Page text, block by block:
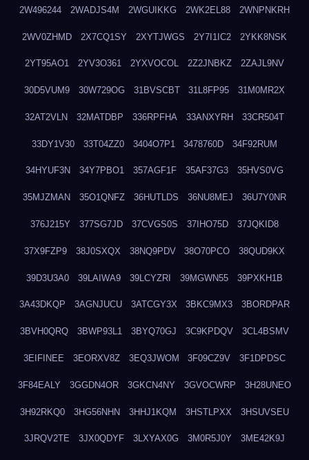
2W496244 2WADJS4M 2WGUIKKG 2WK2EL88 2WNPNKRH
2WV0ZHMD 2X7CQ1SY 2XYTJWGS 2Y7I1IC2 2YKK8NSK
2YT95AO1 2YV3O361 2YXVOCOL 2Z2JNBKZ 2ZAJL9NV
30D5VUM9 30W729OG 31BVSCBT 31L8FP95 31M0MR2X
32AT2VLN 32MATDBP 336RPFHA 33ANXYRH 33CR504T
33DY1V30 33T04ZZ0 3404O7P1 3478760D 34F92RUM
34HYUF3N 34Y7PBO1 357AGF1F 35AF37G3 35HVS0VG
35MJZMAN 35O1QNFZ 36HUTLDS 36NU8MEJ 36U7Y0NR
376J215Y 377SG7JD 37CVGS0S 37IHO75D 37JQKID8
37X9FZP9 38J0SXQX 38NQ9PDV 38O70PCO 38QUD9KX
39D3U3A0 39LAIWA9 39LCYZRI 39MGWN55 39PXKH1B
3A43DKQP 3AGNJUCU 3ATCGY3X 3BKC9MX3 3BORDPAR
3BVH0QRQ 3BWP93L1 3BYQ70GJ 3C9KPDQV 3CL4BSMV
3EIFINEE 3EORXV8Z 3EQ3JWOM 3F09CZ9V 3F1DPDSC
3F84EALY 3GGDN4OR 3GKCN4NY 3GVOCWRP 3H28UNEO
3H92RKQ0 3HG56NHN 3HHJ1KQM 3HSTLPXX 3HSUVSEU
3JRQV2TE 3JX0QDYF 3LXYAX0G 3M0R5J0Y 3ME42K9J